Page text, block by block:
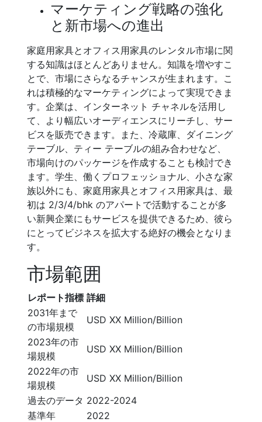
マーケティング戦略の強化
と新市場への進出
家庭用家具とオフィス用家具のレンタル市場に関
する知識はほとんどありません。知識を増やすこ
とで、市場にさらなるチャンスが生まれます。こ
れは積極的なマーケティングによって実現できま
す。企業は、インターネット チャネルを活用し
て、より幅広いオーディエンスにリーチし、サー
ビスを販売できます。また、冷蔵庫、ダイニング
テーブル、ティー テーブルの組み合わせなど、
市場向けのパッケージを作成することも検討でき
ます。学生、働くプロフェッショナル、小さな家
族以外にも、家庭用家具とオフィス用家具は、最
初は 2/3/4/bhk のアパートで活動することが多
い新興企業にもサービスを提供できるため、彼ら
にとってビジネスを拡大する絶好の機会となりま
す。
市場範囲
レポート指標 詳細
2031年まで
の市場規模
USD XX Million/Billion
2023年の市
場規模
USD XX Million/Billion
2022年の市
場規模
USD XX Million/Billion
過去のデータ 2022-2024
基準年
2022